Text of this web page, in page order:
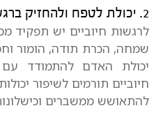
2. יכולת לטפח ולהחזיק ברגשות חיוביים
לרגשות חיוביים יש תפקיד
שמחה, הכרת תודה, הומור
יכולת האדם להתמודד
חיוביים תורמים לשיפור
להתאושש ממשברים